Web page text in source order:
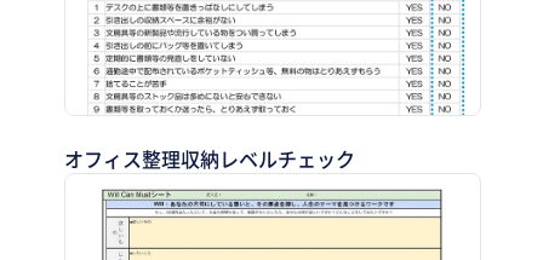
オフィス整理収納レベルチェック